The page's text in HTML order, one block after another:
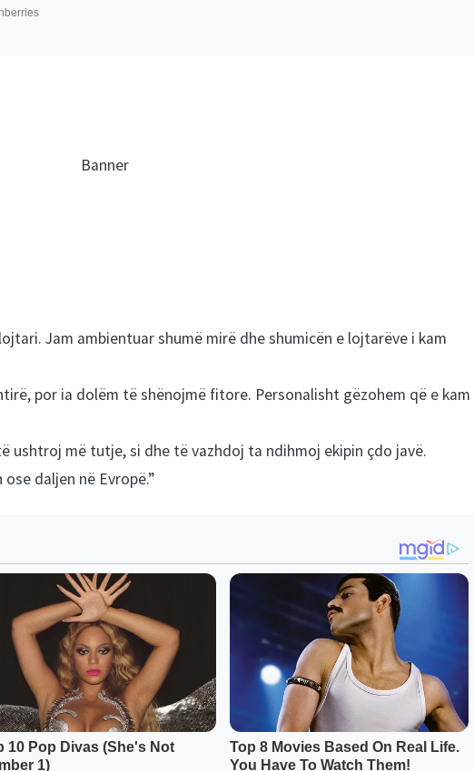
Jam ambientuar shumë mirë dhe shumicën e lojtarëve i kam
por ia dolëm të shënojmë fitore. Personalisht gëzohem që e kam
ushtroj më tutje, si dhe të vazhdoj ta ndihmoj ekipin çdo javë.
daljen në Evropë.”